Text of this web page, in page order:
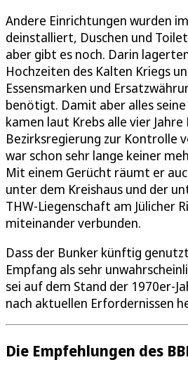
Andere Einrichtungen wurden
deinstalliert, Duschen und
aber gibt es noch. Darin
Hochzeiten des Kalten Kriegs
Essensmarken und
benötigt. Damit aber alles
kamen laut Krebs alle vier
Bezirksregierung zur Kontrolle
war schon sehr lange keiner
Mit einem Gerücht räumt er
unter dem Kreishaus und der
THW-Liegenschaft am Jülicher
miteinander verbunden.
Dass der Bunker künftig
Empfang als sehr
sei auf dem Stand der 1970er-
nach aktuellen Erfordernissen
Die Empfehlungen des